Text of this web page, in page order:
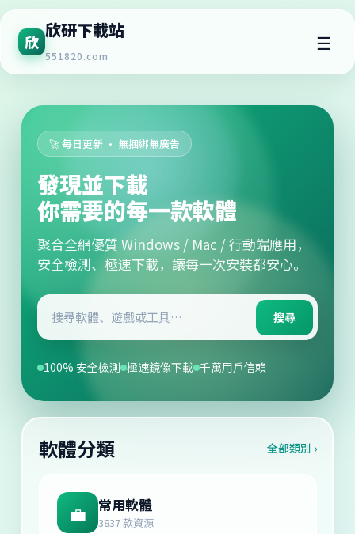
欣
欣研下載站
551820.com
☰
🚀 每日更新 · 無捆綁無廣告
發現並下載
你需要的每一款軟體
聚合全網優質 Windows / Mac / 行動端應用，
安全檢測、極速下載，讓每一次安裝都安心。
搜尋
100% 安全檢測 極速鏡像下載 千萬用戶信賴
軟體分類 全部類別 ›
💼 常用軟體
3837 款資源